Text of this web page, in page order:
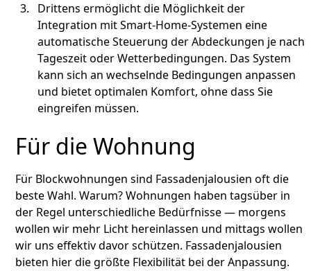
Drittens ermöglicht die Möglichkeit der
Integration mit Smart-Home-Systemen eine
automatische Steuerung der Abdeckungen je nach
Tageszeit oder Wetterbedingungen. Das System
kann sich an wechselnde Bedingungen anpassen
und bietet optimalen Komfort, ohne dass Sie
eingreifen müssen.
Für die Wohnung
Für Blockwohnungen sind Fassadenjalousien oft die
beste Wahl. Warum? Wohnungen haben tagsüber in
der Regel unterschiedliche Bedürfnisse — morgens
wollen wir mehr Licht hereinlassen und mittags wollen
wir uns effektiv davor schützen. Fassadenjalousien
bieten hier die größte Flexibilität bei der Anpassung.